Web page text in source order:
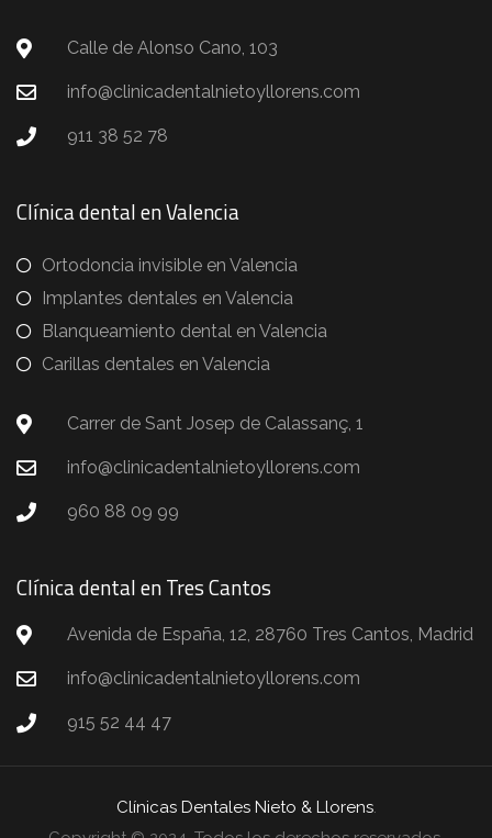
Calle de Alonso Cano, 103
info@clinicadentalnietoyllorens.com
911 38 52 78
Clínica dental en Valencia
Ortodoncia invisible en Valencia
Implantes dentales en Valencia
Blanqueamiento dental en Valencia
Carillas dentales en Valencia
Carrer de Sant Josep de Calassanç, 1
info@clinicadentalnietoyllorens.com
960 88 09 99
Clínica dental en Tres Cantos
Avenida de España, 12, 28760 Tres Cantos, Madrid
info@clinicadentalnietoyllorens.com
915 52 44 47
Clínicas Dentales Nieto & Llorens.